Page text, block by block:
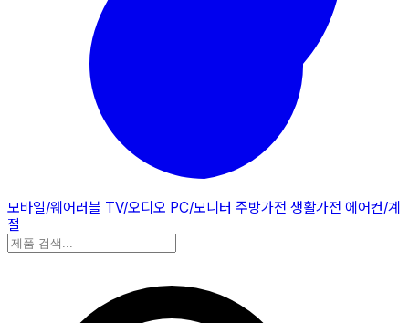
모바일/웨어러블 TV/오디오 PC/모니터 주방가전 생활가전 에어컨/계
절